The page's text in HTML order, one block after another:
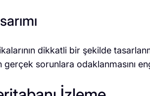
dikkatli bir şekilde
sorunlara odaklanmasını